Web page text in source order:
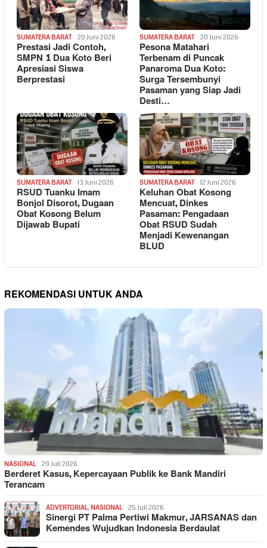
SUMATERA BARAT 20 Juni 2026
Prestasi Jadi Contoh,
SMPN 1 Dua Koto Beri
Apresiasi Siswa
Berprestasi
SUMATERA BARAT 20 Juni 2026
Pesona Matahari
Terbenam di Puncak
Panaroma Dua Koto:
Surga Tersembunyi
Pasaman yang Siap Jadi
Desti…
SUMATERA BARAT 13 Juni 2026
RSUD Tuanku Imam
Bonjol Disorot, Dugaan
Obat Kosong Belum
Dijawab Bupati
SUMATERA BARAT 12 Juni 2026
Keluhan Obat Kosong
Mencuat, Dinkes
Pasaman: Pengadaan
Obat RSUD Sudah
Menjadi Kewenangan
BLUD
REKOMENDASI UNTUK ANDA
NASIONAL 29 Juli 2026
Berderet Kasus, Kepercayaan Publik ke Bank Mandiri
Terancam
ADVERTORIAL, NASIONAL 25 Juli 2026
Sinergi PT Palma Pertiwi Makmur, JARSANAS dan
Kemendes Wujudkan Indonesia Berdaulat